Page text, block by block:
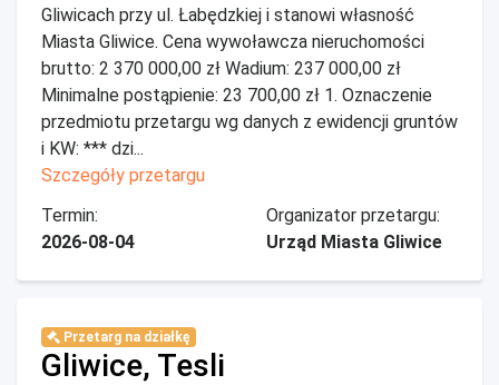
Gliwicach przy ul. Łabędzkiej i stanowi własność
Miasta Gliwice. Cena wywoławcza nieruchomości
brutto: 2 370 000,00 zł Wadium: 237 000,00 zł
Minimalne postąpienie: 23 700,00 zł 1. Oznaczenie
przedmiotu przetargu wg danych z ewidencji gruntów
i KW: *** dzi...
Szczegóły przetargu
Termin:
2026-08-04
Organizator przetargu:
Urząd Miasta Gliwice
Przetarg na działkę
Gliwice, Tesli